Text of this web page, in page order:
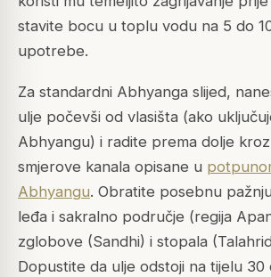
stavite bocu u toplu vodu na 5 do
upotrebe.
Za standardni Abhyanga slijed,
ulje počevši od vlasišta (ako
Abhyangu) i radite prema dolje
smjerove kanala opisane u
Abhyangu. Obratite posebnu
leđa i sakralno područje (regija
zglobove (Sandhi) i stopala
Dopustite da ulje odstoji na tijelu 30